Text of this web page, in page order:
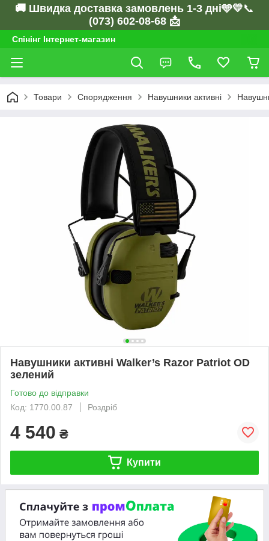
🚚 Швидка доставка замовлень 1-3 дні🩵💛📞
(073) 602-08-68 📩
Спінінг Інтернет-магазин
Товари Спорядження Навушники активні
Навушники активні Walker’s Razor Patriot OD
зелений
Готово до відправки
Код: 1770.00.87
Роздріб
4 540 ₴
Купити